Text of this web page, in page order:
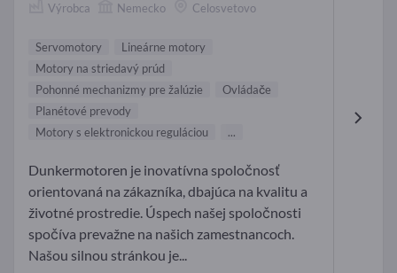
Výrobca Nemecko Celosvetovo
Servomotory
Lineárne motory
Motory na striedavý prúd
Pohonné mechanizmy pre žalúzie
Ovládače
Planétové prevody
Motory s elektronickou reguláciou
...
Dunkermotoren je inovatívna spoločnosť
orientovaná na zákazníka, dbajúca na kvalitu a
životné prostredie. Úspech našej spoločnosti
spočíva prevažne na našich zamestnancoch.
Našou silnou stránkou je...